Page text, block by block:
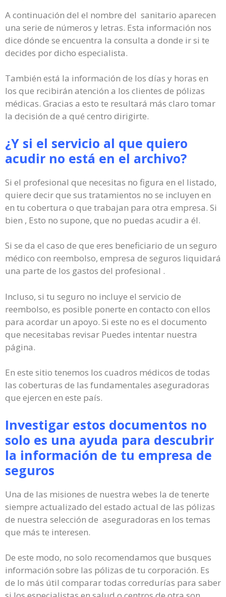
A continuación del el nombre del sanitario aparecen
una serie de números y letras. Esta información nos
dice dónde se encuentra la consulta a donde ir si te
decides por dicho especialista.
También está la información de los días y horas en
los que recibirán atención a los clientes de pólizas
médicas. Gracias a esto te resultará más claro tomar
la decisión de a qué centro dirigirte.
¿Y si el servicio al que quiero
acudir no está en el archivo?
Si el profesional que necesitas no figura en el listado,
quiere decir que sus tratamientos no se incluyen en
en tu cobertura o que trabajan para otra empresa. Si
bien , Esto no supone, que no puedas acudir a él.
Si se da el caso de que eres beneficiario de un seguro
médico con reembolso, empresa de seguros liquidará
una parte de los gastos del profesional .
Incluso, si tu seguro no incluye el servicio de
reembolso, es posible ponerte en contacto con ellos
para acordar un apoyo. Si este no es el documento
que necesitabas revisar Puedes intentar nuestra
página.
En este sitio tenemos los cuadros médicos de todas
las coberturas de las fundamentales aseguradoras
que ejercen en este país.
Investigar estos documentos no
solo es una ayuda para descubrir
la información de tu empresa de
seguros
Una de las misiones de nuestra webes la de tenerte
siempre actualizado del estado actual de las pólizas
de nuestra selección de aseguradoras en los temas
que más te interesen.
De este modo, no solo recomendamos que busques
información sobre las pólizas de tu corporación. Es
de lo más útil comparar todas corredurías para saber